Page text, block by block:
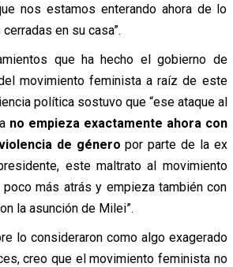
nos estamos enterando ahora de lo
en su casa”.
que ha hecho el gobierno de
movimiento feminista a raíz de este
política sostuvo que “ese ataque al
no empieza exactamente ahora con
de género por parte de la ex
este maltrato al movimiento
más atrás y empieza también con
la asunción de Milei”.
lo consideraron como algo exagerado
creo que el movimiento feminista no